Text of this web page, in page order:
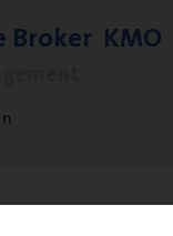
Bro­ker KMO